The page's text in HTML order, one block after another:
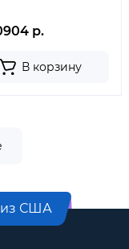
р.
В корзину
из США